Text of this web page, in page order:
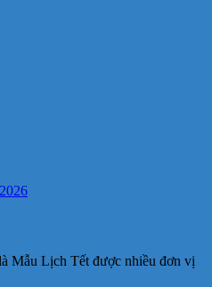
Mẫu Lịch Tết được nhiều đơn vị